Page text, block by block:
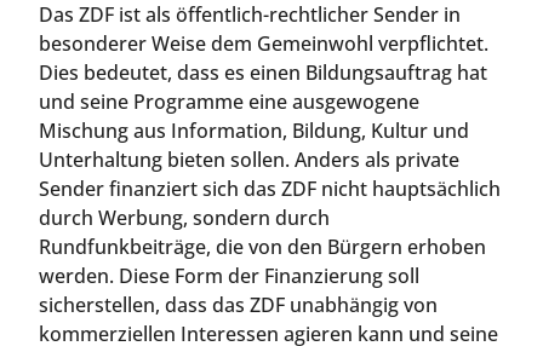
Das ZDF ist als öffentlich-rechtlicher Sender in
besonderer Weise dem Gemeinwohl verpflichtet.
Dies bedeutet, dass es einen Bildungsauftrag hat
und seine Programme eine ausgewogene
Mischung aus Information, Bildung, Kultur und
Unterhaltung bieten sollen. Anders als private
Sender finanziert sich das ZDF nicht hauptsächlich
durch Werbung, sondern durch
Rundfunkbeiträge, die von den Bürgern erhoben
werden. Diese Form der Finanzierung soll
sicherstellen, dass das ZDF unabhängig von
kommerziellen Interessen agieren kann und seine